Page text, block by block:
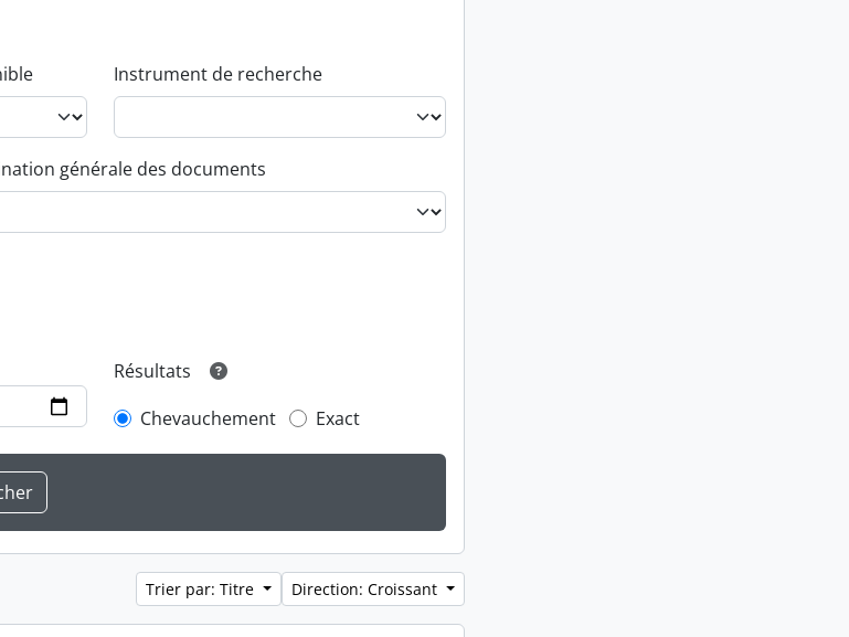
Instrument de recherche
générale des documents
Résultats
Chevauchement
Exact
Trier par: Titre Direction: Croissant